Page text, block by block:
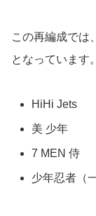
この再編成では
となっています。
HiHi Jets
美 少年
7 MEN 侍
少年忍者（